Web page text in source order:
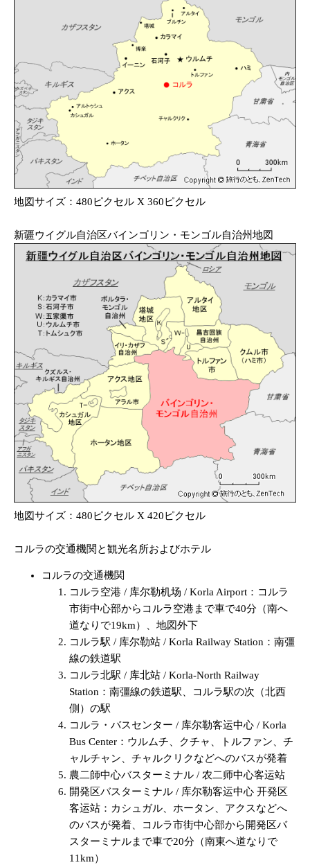
地図サイズ：480ピクセル X 360ピクセル
新疆ウイグル自治区バインゴリン・モンゴル自治州地図
地図サイズ：480ピクセル X 420ピクセル
コルラの交通機関と観光名所およびホテル
コルラの交通機関
コルラ空港 / 库尔勒机场 / Korla Airport：コルラ
市街中心部からコルラ空港まで車で40分（南へ
道なりで19km）、地図外下
コルラ駅 / 库尔勒站 / Korla Railway Station：南彊
線の鉄道駅
コルラ北駅 / 库北站 / Korla-North Railway
Station：南彊線の鉄道駅、コルラ駅の次（北西
側）の駅
コルラ・バスセンター / 库尔勒客运中心 / Korla
Bus Center：ウルムチ、クチャ、トルファン、チ
ャルチャン、チャルクリクなどへのバスが発着
農二師中心バスターミナル / 农二师中心客运站
開発区バスターミナル / 库尔勒客运中心 开発区
客运站：カシュガル、ホータン、アクスなどへ
のバスが発着、コルラ市街中心部から開発区バ
スターミナルまで車で20分（南東へ道なりで
11km）